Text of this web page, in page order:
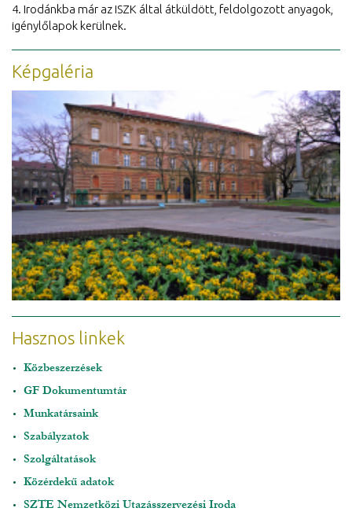
4. Irodánkba már az ISZK által átküldött, feldolgozott anyagok,
igénylőlapok kerülnek.
Képgaléria
Hasznos linkek
Közbeszerzések
GF Dokumentumtár
Munkatársaink
Szabályzatok
Szolgáltatások
Közérdekű adatok
SZTE Nemzetközi Utazásszervezési Iroda